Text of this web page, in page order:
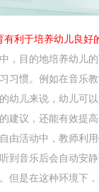
利于培养幼儿良好
目的地培养幼儿的
习惯。例如在音乐
幼儿来说，幼儿可
建议，还能有效提
由活动中，教师利
到音乐后会自动安
但是在这种环境下